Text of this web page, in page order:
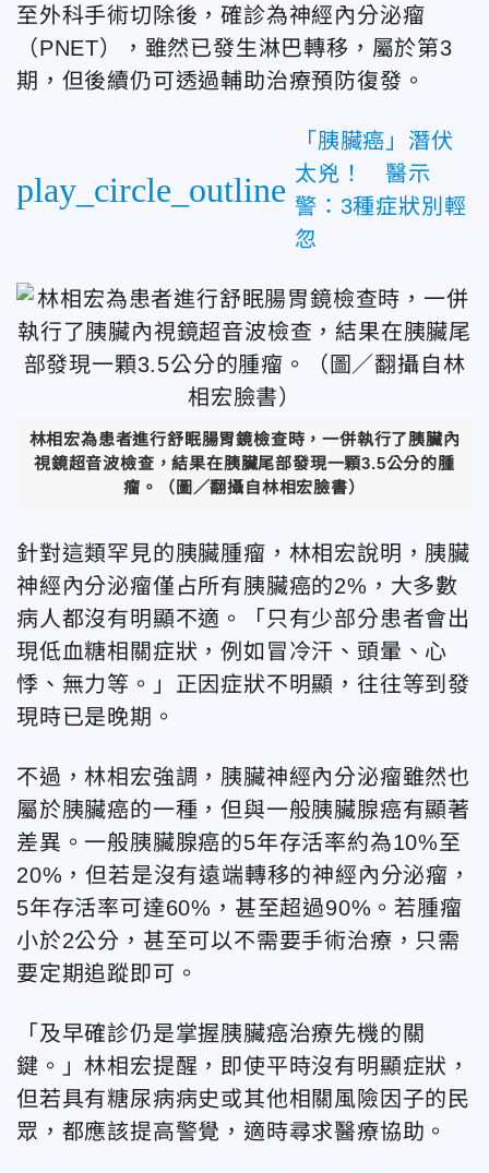
至外科手術切除後，確診為神經內分泌瘤
（PNET），雖然已發生淋巴轉移，屬於第3
期，但後續仍可透過輔助治療預防復發。
play_circle_outline
「胰臟癌」潛伏
太兇！ 醫示
警：3種症狀別輕
忽
林相宏為患者進行舒眠腸胃鏡檢查時，一併執行了胰臟內
視鏡超音波檢查，結果在胰臟尾部發現一顆3.5公分的腫
瘤。（圖／翻攝自林相宏臉書）
針對這類罕見的胰臟腫瘤，林相宏說明，胰臟
神經內分泌瘤僅占所有胰臟癌的2%，大多數
病人都沒有明顯不適。「只有少部分患者會出
現低血糖相關症狀，例如冒冷汗、頭暈、心
悸、無力等。」正因症狀不明顯，往往等到發
現時已是晚期。
不過，林相宏強調，胰臟神經內分泌瘤雖然也
屬於胰臟癌的一種，但與一般胰臟腺癌有顯著
差異。一般胰臟腺癌的5年存活率約為10%至
20%，但若是沒有遠端轉移的神經內分泌瘤，
5年存活率可達60%，甚至超過90%。若腫瘤
小於2公分，甚至可以不需要手術治療，只需
要定期追蹤即可。
「及早確診仍是掌握胰臟癌治療先機的關
鍵。」林相宏提醒，即使平時沒有明顯症狀，
但若具有糖尿病病史或其他相關風險因子的民
眾，都應該提高警覺，適時尋求醫療協助。